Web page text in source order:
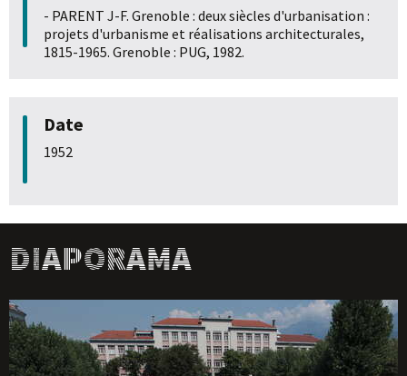
- PARENT J-F. Grenoble : deux siècles d'urbanisation :
projets d'urbanisme et réalisations architecturales,
1815-1965. Grenoble : PUG, 1982.
Date
1952
Diaporama